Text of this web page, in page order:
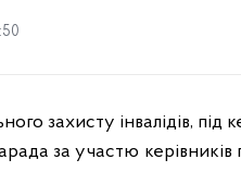
захисту інвалідів, під
за участю керівників